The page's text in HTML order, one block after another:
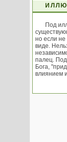
Под
но если
виде.
палец.
Бога,
влиянием